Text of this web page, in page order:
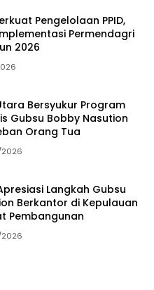
Pengelolaan PPID,
Permendagri
2026
Bersyukur Program
Gubsu Bobby Nasution
Orang Tua
Langkah Gubsu
Berkantor di Kepulauan
Pembangunan